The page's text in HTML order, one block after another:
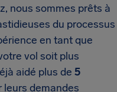
nous sommes prêts à
du processus
en tant que
vol soit plus
aidé plus de 5
leurs demandes